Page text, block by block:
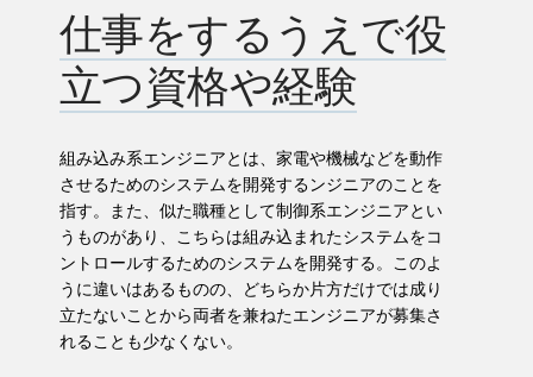
仕事をするうえで役
立つ資格や経験
組み込み系エンジニアとは、家電や機械などを動作
させるためのシステムを開発するンジニアのことを
指す。また、似た職種として制御系エンジニアとい
うものがあり、こちらは組み込まれたシステムをコ
ントロールするためのシステムを開発する。このよ
うに違いはあるものの、どちらか片方だけでは成り
立たないことから両者を兼ねたエンジニアが募集さ
れることも少なくない。